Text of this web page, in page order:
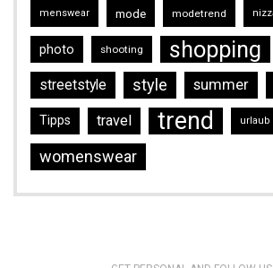
menswear mode modetrend
photo shooting shopping
streetstyle style summer
Tipps travel trend urlaub
womenswear